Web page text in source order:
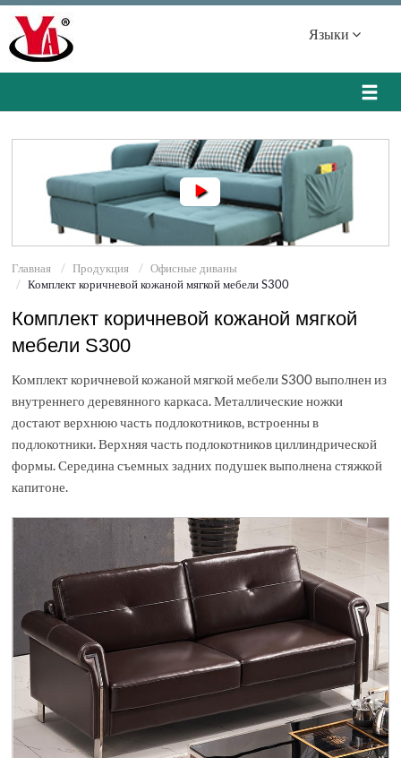
Языки
Главная Продукция
Офисные диваны
Комплект коричневой кожаной мягкой мебели S300
Комплект коричневой кожаной мягкой
мебели S300
Комплект коричневой кожаной мягкой мебели S300 выполнен из
внутреннего деревянного каркаса. Металлические ножки
достают верхнюю часть подлокотников, встроенны в
подлокотники. Верхняя часть подлокотников циллиндрической
формы. Середина съемных задних подушек выполнена стяжкой
капитоне.